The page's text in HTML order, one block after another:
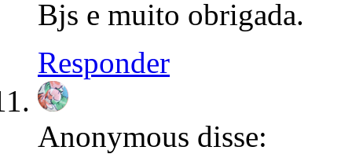
Bjs e muito obrigada.
Responder
Anonymous disse: